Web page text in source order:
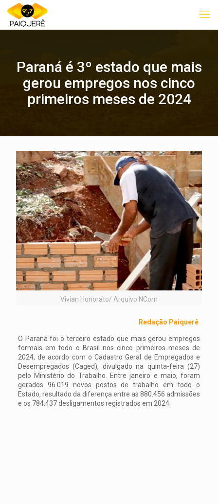
Paraná é 3º estado que mais
gerou empregos nos cinco
primeiros meses de 2024
Vivian Honorato/ Arquivo NCom
Redação Paiquerê
O Paraná foi o terceiro estado que mais gerou empregos
formais em todo o Brasil nos cinco primeiros meses de
2024, de acordo com o Cadastro Geral de Empregados e
Desempregados (Caged), divulgado na quinta-feira (27)
pelo Ministério do Trabalho. Entre janeiro e maio, foram
gerados 96.019 novos postos de trabalho em todo o
Estado, resultado da diferença entre as 880.456 admissões
e os 784.437 desligamentos registrados em 2024.